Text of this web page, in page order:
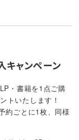
キャンペーン
・書籍を1点ご購
トいたします！
約ごとに1枚、同様